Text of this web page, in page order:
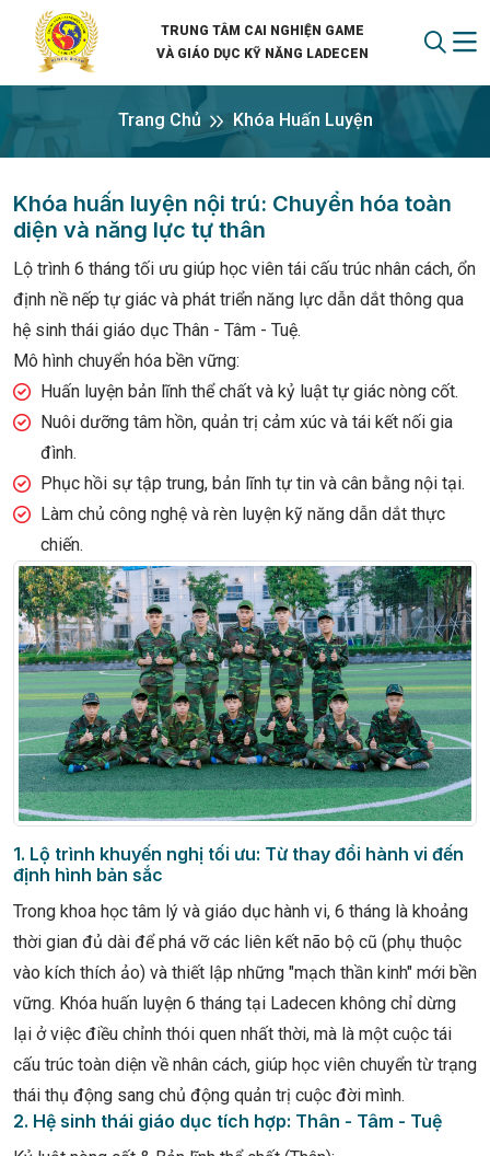
TRUNG TÂM CAI NGHIỆN GAME
VÀ GIÁO DỤC KỸ NĂNG LADECEN
Trang Chủ Khóa Huấn Luyện
Khóa huấn luyện nội trú: Chuyển hóa toàn
diện và năng lực tự thân
Lộ trình 6 tháng tối ưu giúp học viên tái cấu trúc nhân cách, ổn
định nề nếp tự giác và phát triển năng lực dẫn dắt thông qua
hệ sinh thái giáo dục Thân - Tâm - Tuệ.
Mô hình chuyển hóa bền vững:
Huấn luyện bản lĩnh thể chất và kỷ luật tự giác nòng cốt.
Nuôi dưỡng tâm hồn, quản trị cảm xúc và tái kết nối gia
đình.
Phục hồi sự tập trung, bản lĩnh tự tin và cân bằng nội tại.
Làm chủ công nghệ và rèn luyện kỹ năng dẫn dắt thực
chiến.
1. Lộ trình khuyến nghị tối ưu: Từ thay đổi hành vi đến
định hình bản sắc
Trong khoa học tâm lý và giáo dục hành vi, 6 tháng là khoảng
thời gian đủ dài để phá vỡ các liên kết não bộ cũ (phụ thuộc
vào kích thích ảo) và thiết lập những "mạch thần kinh" mới bền
vững. Khóa huấn luyện 6 tháng tại Ladecen không chỉ dừng
lại ở việc điều chỉnh thói quen nhất thời, mà là một cuộc tái
cấu trúc toàn diện về nhân cách, giúp học viên chuyển từ trạng
thái thụ động sang chủ động quản trị cuộc đời mình.
2. Hệ sinh thái giáo dục tích hợp: Thân - Tâm - Tuệ